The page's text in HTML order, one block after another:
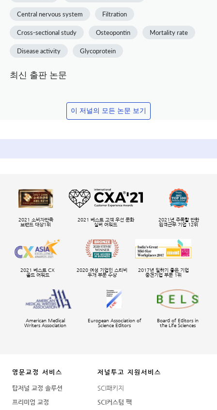
Central nervous system Filtration
Cross-sectional study Osteopontin Mortality rate
Disease activity Glycoprotein
최신 출판 논문
이 저널의 모든 논문 보기